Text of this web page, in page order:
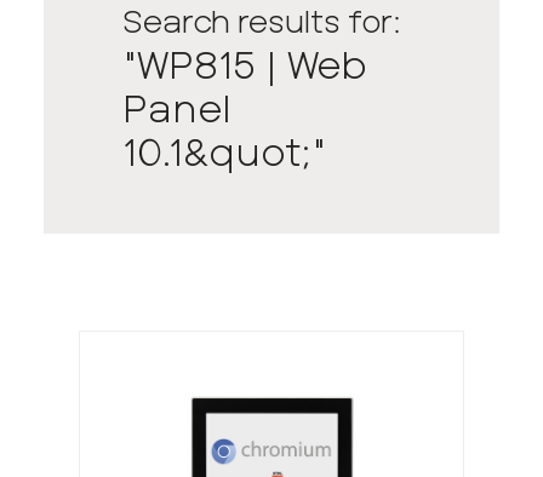
Search results for:
"WP815 | Web
Panel
10.1&quot;"